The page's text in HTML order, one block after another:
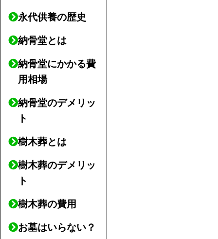
永代供養の歴史
納骨堂とは
納骨堂にかかる費
用相場
納骨堂のデメリッ
ト
樹木葬とは
樹木葬のデメリッ
ト
樹木葬の費用
お墓はいらない？